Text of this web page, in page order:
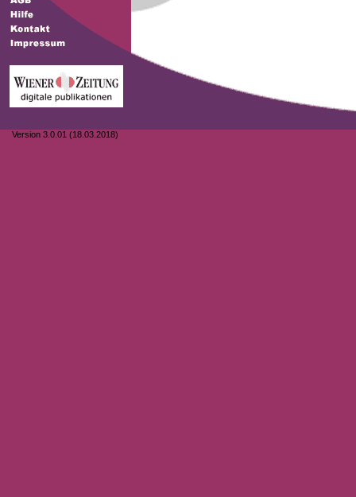
Version 3.0.01 (18.03.2018)